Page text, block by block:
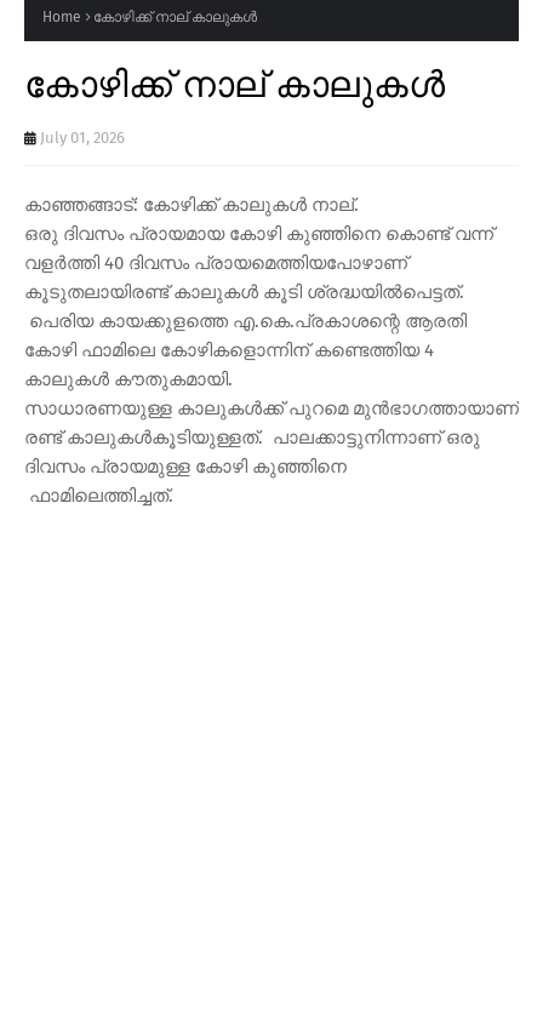
Home കോഴിക്ക് നാല് കാലുകൾ
കോഴിക്ക് നാല് കാലുകൾ
July 01, 2026
കാഞ്ഞങ്ങാട്: കോഴിക്ക് കാലുകൾ നാല്.
ഒരു ദിവസം പ്രായമായ കോഴി കുഞ്ഞിനെ കൊണ്ട് വന്ന്
വളർത്തി 40 ദിവസം പ്രായമെത്തിയപോഴാണ്
കൂടുതലായിരണ്ട് കാലുകൾ കൂടി ശ്രദ്ധയിൽപെട്ടത്.
പെരിയ കായക്കുളത്തെ എ.കെ.പ്രകാശന്റെ ആരതി
കോഴി ഫാമിലെ കോഴികളൊന്നിന് കണ്ടെത്തിയ 4
കാലുകൾ കൗതുകമായി.
സാധാരണയുള്ള കാലുകൾക്ക് പുറമെ മുൻഭാഗത്തായാണ്
രണ്ട് കാലുകൾകൂടിയുള്ളത്. പാലക്കാട്ടുനിന്നാണ് ഒരു
ദിവസം പ്രായമുള്ള കോഴി കുഞ്ഞിനെ
ഫാമിലെത്തിച്ചത്.